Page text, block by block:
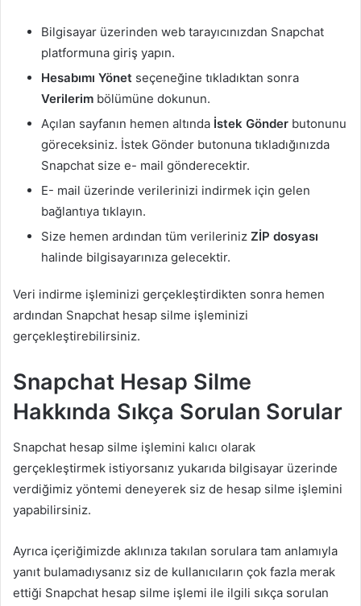
Bilgisayar üzerinden web tarayıcınızdan Snapchat
platformuna giriş yapın.
Hesabımı Yönet seçeneğine tıkladıktan sonra
Verilerim bölümüne dokunun.
Açılan sayfanın hemen altında İstek Gönder butonunu
göreceksiniz. İstek Gönder butonuna tıkladığınızda
Snapchat size e- mail gönderecektir.
E- mail üzerinde verilerinizi indirmek için gelen
bağlantıya tıklayın.
Size hemen ardından tüm verileriniz ZİP dosyası
halinde bilgisayarınıza gelecektir.
Veri indirme işleminizi gerçekleştirdikten sonra hemen
ardından Snapchat hesap silme işleminizi
gerçekleştirebilirsiniz.
Snapchat Hesap Silme
Hakkında Sıkça Sorulan Sorular
Snapchat hesap silme işlemini kalıcı olarak
gerçekleştirmek istiyorsanız yukarıda bilgisayar üzerinde
verdiğimiz yöntemi deneyerek siz de hesap silme işlemini
yapabilirsiniz.
Ayrıca içeriğimizde aklınıza takılan sorulara tam anlamıyla
yanıt bulamadıysanız siz de kullanıcıların çok fazla merak
ettiği Snapchat hesap silme işlemi ile ilgili sıkça sorulan